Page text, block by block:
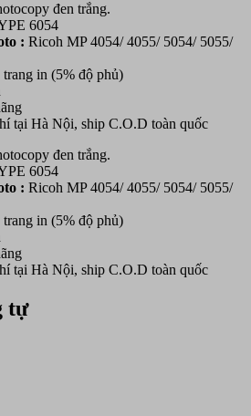
đen trắng.
6054
: Ricoh MP 4054/ 4055/ 5054/ 5055/
in (5% độ phủ)
tại Hà Nội, ship C.O.D toàn quốc
đen trắng.
6054
: Ricoh MP 4054/ 4055/ 5054/ 5055/
in (5% độ phủ)
tại Hà Nội, ship C.O.D toàn quốc
tự